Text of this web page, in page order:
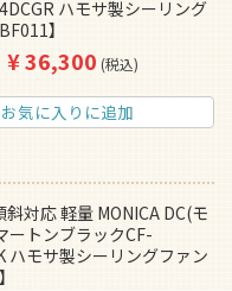
ハモサ製シーリング
】
¥36,300 税込
お気に入りに追加
対応 軽量 MONICA DC(モ
ートンブラックCF-
ハモサ製シーリングファン